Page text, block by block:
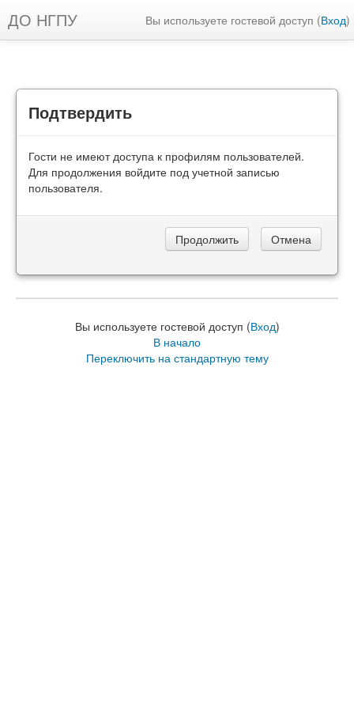
ДО НГПУ Вы используете гостевой доступ (Вход)
Подтвердить
Гости не имеют доступа к профилям пользователей.
Для продолжения войдите под учетной записью
пользователя.
Вы используете гостевой доступ (Вход)
В начало
Переключить на стандартную тему